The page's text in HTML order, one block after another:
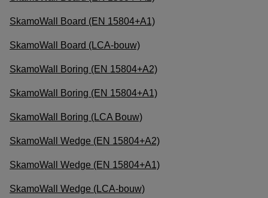
SkamoWall Board (EN 15804+A1)
SkamoWall Board (LCA-bouw)
SkamoWall Boring (EN 15804+A2)
SkamoWall Boring (EN 15804+A1)
SkamoWall Boring (LCA Bouw)
SkamoWall Wedge (EN 15804+A2)
SkamoWall Wedge (EN 15804+A1)
SkamoWall Wedge (LCA-bouw)